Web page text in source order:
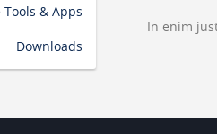
& Apps
Downloads
In enim